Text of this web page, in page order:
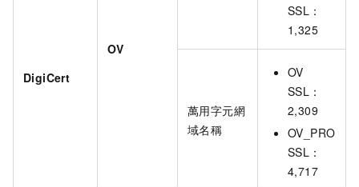
DigiCert
OV
SSL：
1,325
萬用字元網
域名稱
OV
SSL：
2,309
OV_PRO
SSL：
4,717